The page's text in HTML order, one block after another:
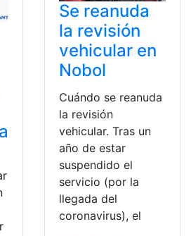
Se reanuda
la revisión
vehicular en
Nobol
Cuándo se reanuda
la revisión
vehicular. Tras un
año de estar
suspendido el
servicio (por la
llegada del
coronavirus), el